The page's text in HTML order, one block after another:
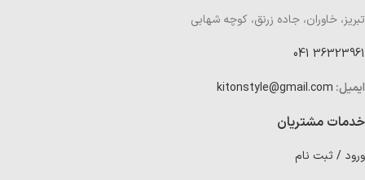
تبریز، خاوران، جاده زرنق، کوچه شهابی
36323961 041
ایمیل: kitonstyle@gmail.com
خدمات مشتریان
ورود / ثبت نام